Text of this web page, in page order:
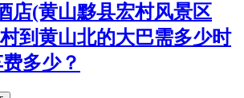
店(黄山黟县宏村风景区
到黄山北的大巴需多少时
多少？